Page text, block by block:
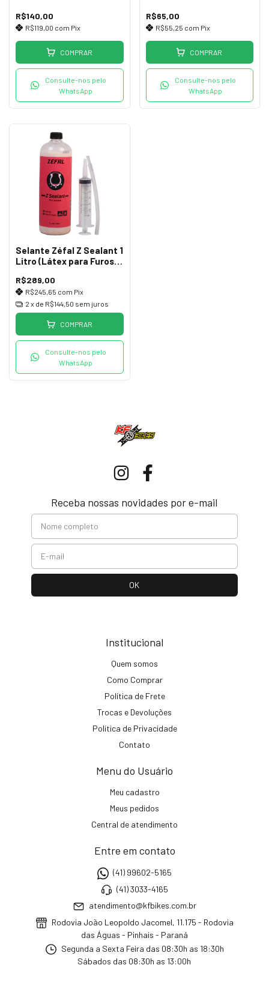
R$140,00
R$119,00 com Pix
COMPRAR
Consulte-nos pelo
WhatsApp
R$65,00
R$55,25 com Pix
COMPRAR
Consulte-nos pelo
WhatsApp
Selante Zéfal Z Sealant 1
Litro (Látex para Furos
R$289,00
R$245,65 com Pix
2 x de R$144,50 sem juros
COMPRAR
Consulte-nos pelo
WhatsApp
Receba nossas novidades por e-mail
Institucional
Quem somos
Como Comprar
Política de Frete
Trocas e Devoluções
Política de Privacidade
Contato
Menu do Usuário
Meu cadastro
Meus pedidos
Central de atendimento
Entre em contato
(41) 99602-5165
(41) 3033-4165
atendimento@kfbikes.com.br
Rodovia João Leopoldo Jacomel, 11.175 - Rodovia
das Águas - Pinhais - Paraná
Segunda a Sexta Feira das 08:30h as 18:30h
Sábados das 08:30h as 13:00h